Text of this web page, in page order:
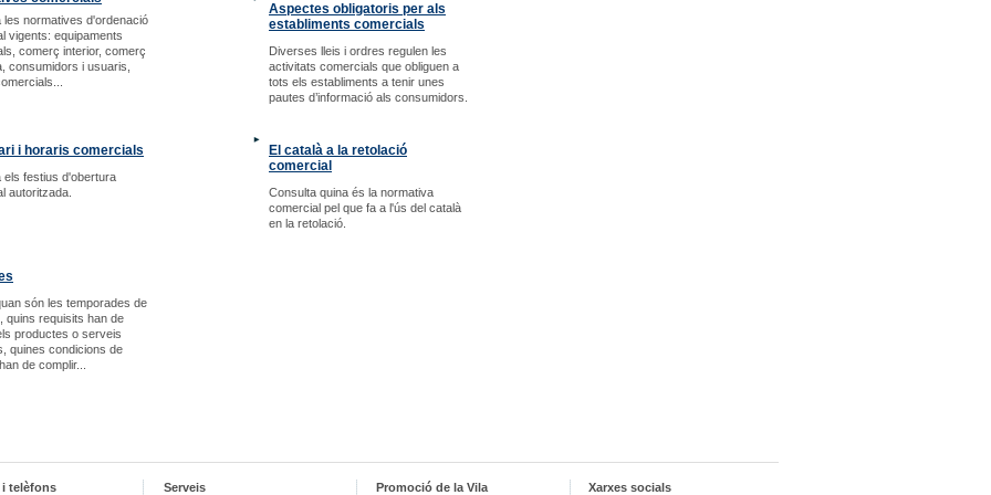
les normatives d'ordenació
vigents: equipaments
comerç interior, comerç
consumidors i usuaris,
Aspectes obligatoris per als
establiments comercials
Diverses lleis i ordres regulen les
activitats comercials que obliguen a
tots els establiments a tenir unes
pautes d’informació als consumidors.
i horaris comercials
els festius d'obertura
autoritzada.
El català a la retolació
comercial
Consulta quina és la normativa
comercial pel que fa a l'ús del català
en la retolació.
són les temporades de
quins requisits han de
productes o serveis
quines condicions de
de complir...
i telèfons Serveis Promoció de la Vila Xarxes socials